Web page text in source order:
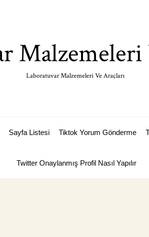
Malzemeleri
Laboratuvar Malzemeleri Ve Araçları
Sayfa Listesi Tiktok Yorum Gönderme
Twitter Onaylanmış Profil Nasıl Yapılır